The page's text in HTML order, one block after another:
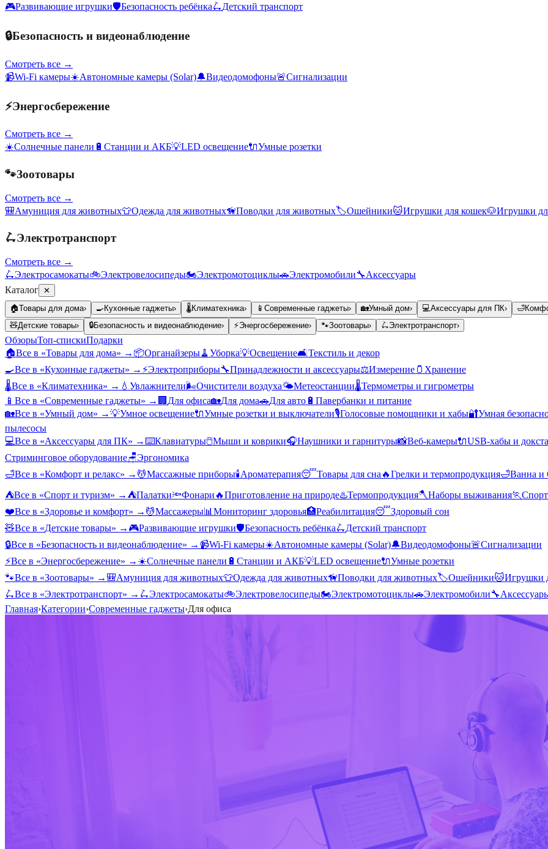
🎮Развивающие игрушки🛡️Безопасность ребёнка🛴Детский транспорт
🔒Безопасность и видеонаблюдение
Смотреть все →
📹Wi-Fi камеры☀️Автономные камеры (Solar)🔔Видеодомофоны🚨Сигнализации
⚡Энергосбережение
Смотреть все →
☀️Солнечные панели 🔋 Станции и АКБ💡LED освещение🔌Умные розетки
🐾Зоотовары
Смотреть все →
🎒Амуниция для животных👕Одежда для животных🦮Поводки для животных🏷️Ошейники🐱Игрушки для кошек🐶Игрушки
🛴Электротранспорт
Смотреть все →
🛴Электросамокаты🚲Электровелосипеды🏍️Электромотоциклы🚗Электромобили🔧Аксессуары
Каталог ✕
🏠Товары для дома› 🍳Кухонные гаджеты› 🌡️Климатехника› 📱 Современные гаджеты› 🏡Умный дом› 💻Аксессуары для ПК› 🛁
🧸Детские товары› 🔒Безопасность и видеонаблюдение› ⚡Энергосбережение› 🐾Зоотовары› 🛴Электротранспорт›
ОбзорыТоп-спискиПодарки
🏠Все в «Товары для дома» → 📦Органайзеры🧹 Уборка💡Освещение🛋️Текстиль и декор
🍳Все в «Кухонные гаджеты» → ⚡Электроприборы🔧Принадлежности и аксессуары⚖️Измерение 🫙 Хранение
🌡️Все в «Климатехника» → 💧 Увлажнители🌬️Очистители воздуха🌤️Метеостанции🌡️Термометры и гигрометры
📱 Все в «Современные гаджеты» → 🏢 Для офиса🏡Для дома🚗Для авто 🔋 Павербанки и питание
🏡Все в «Умный дом» →💡Умное освещение🔌Умные розетки и выключатели🎙️Голосовые помощники и хабы🔐Умная
пылесосы
💻Все в «Аксессуары для ПК» →⌨️Клавиатуры🖱️Мыши и коврики🎧Наушники и гарнитуры📸Веб-камеры🔌USB-хабы и
Стриминговое оборудование🪑Эргономика
🛁Все в «Комфорт и релакс» → 💆Массажные приборы🕯️Ароматерапия😴Товары для сна 🔥Грелки и термопродукция🛁Ванна
⛺Все в «Спорт и туризм» → ⛺Палатки🔦Фонари 🔥Приготовление на природе♨️Термопродукция🪓Наборы выживания🏃
❤️Все в «Здоровье и комфорт» → 💆Массажеры📊 Мониторинг здоровья🏥Реабилитация😴Здоровый сон
🧸Все в «Детские товары» → 🎮Развивающие игрушки🛡️Безопасность ребёнка🛴Детский транспорт
🔒Все в «Безопасность и видеонаблюдение» → 📹Wi-Fi камеры☀️Автономные камеры (Solar)🔔Видеодомофоны🚨Сигнализации
⚡Все в «Энергосбережение» → ☀️Солнечные панели 🔋 Станции и АКБ💡LED освещение🔌Умные розетки
🐾Все в «Зоотовары» → 🎒Амуниция для животных👕Одежда для животных🦮Поводки для животных🏷️Ошейники🐱Игрушки
🛴Все в «Электротранспорт» → 🛴Электросамокаты🚲Электровелосипеды🏍️Электромотоциклы🚗Электромобили🔧
Главная›Категории›Современные гаджеты›Для офиса